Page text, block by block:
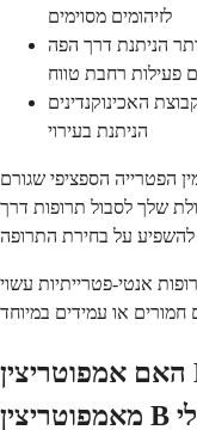
לזיהומים מסוימים
הניתנת דרך הפה
פעילות רחבת טווח
האכינוקנדינים
הניתנת בעירוי
הפטרייה הספציפי שגורם
שלך לסבול תרופות דרך
אנטי-פטרייתיות עשוי
האם אמפוטריצין B ליפיד קומפלקס טוב יותר